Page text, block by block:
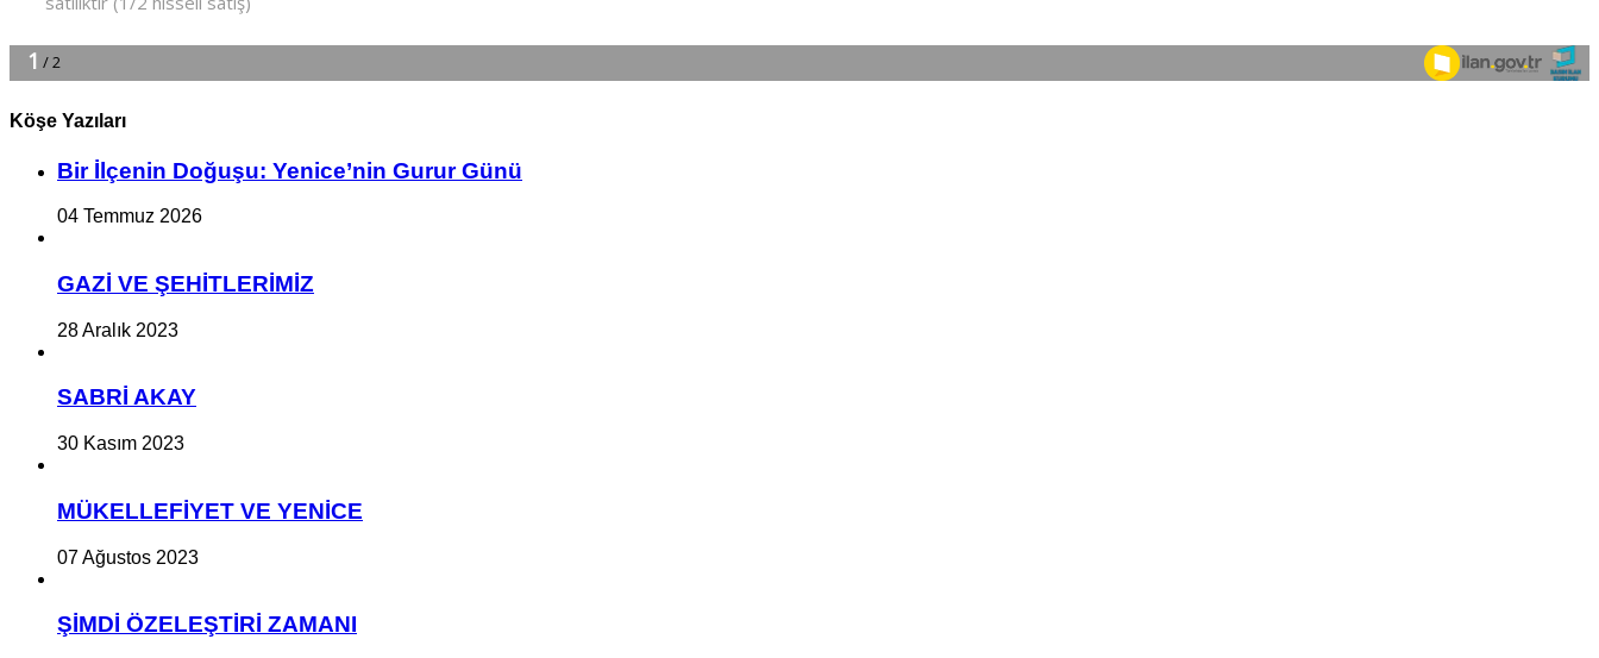
Köşe Yazıları
Bir İlçe­nin Do­ğu­şu: Ye­ni­ce’nin Gurur Günü
04 Temmuz 2026
GAZİ VE ŞEHİTLERİMİZ
28 Aralık 2023
SABRİ AKAY
30 Kasım 2023
MÜKELLEFİYET VE YENİCE
07 Ağustos 2023
ŞİMDİ ÖZELEŞTİRİ ZAMANI